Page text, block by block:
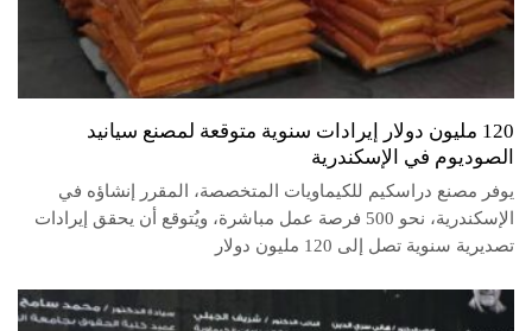
120 مليون دولار إيرادات سنوية متوقعة لمصنع سيانيد
الصوديوم في الإسكندرية
يوفر مصنع دراسكيم للكيماويات المتخصصة، المقرر إنشاؤه في
الإسكندرية، نحو 500 فرصة عمل مباشرة، ويُتوقع أن يحقق إيرادات
تصديرية سنوية تصل إلى 120 مليون دولار